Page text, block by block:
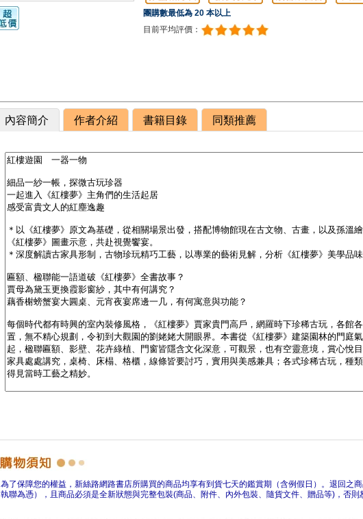
團購數最低為 20 本以上
目前平均評價：
內容簡介 作者介紹 書籍目錄 同類推薦
為了保障您的權益，新絲路網路書店所購買的商品均享有到貨七天的鑑賞期（含例假日）。退回之
執聯為憑），且商品必須是全新狀態與完整包裝(商品、附件、內外包裝、隨貨文件、贈品等)，否則